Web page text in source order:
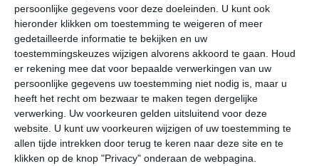
persoonlijke gegevens voor deze doeleinden. U kunt ook
hieronder klikken om toestemming te weigeren of meer
gedetailleerde informatie te bekijken en uw
toestemmingskeuzes wijzigen alvorens akkoord te gaan.
Houd
er rekening mee dat voor bepaalde verwerkingen van uw
persoonlijke gegevens uw toestemming niet nodig is, maar u
heeft het recht om bezwaar te maken tegen dergelijke
verwerking. Uw voorkeuren gelden uitsluitend voor deze
website. U kunt uw voorkeuren wijzigen of uw toestemming te
allen tijde intrekken door terug te keren naar deze site en te
klikken op de knop "Privacy" onderaan de webpagina.
Het kan in Nederland soms flink waaien. De ligging aan
de Noordzee zorgt ervoor dat Nederland kwetsbaar is
voor depressies die vanuit het westen aangevoerd
worden. Diepe depressies kunnen voor harde wind
zorgen. Dat is vooral aan de Nederlandse kust
merkbaar. Af en toe komt het tot een storm. In
tegenstelling tot wat mensen denken, is de winter het
seizoen waarin de meeste stormen voorkomen. Vooral
in januari en februari kan het flink waaien. Zo was het in